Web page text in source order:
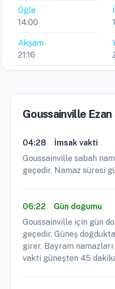
Öğle
14:00
Akşam
21:16
Goussainville
04:28
İmsak vakti
Goussainville sabah
geçedir. Namaz süresi
06:22
Gün doğumu
Goussainville için gün
geçedir. Güneş
girer. Bayram
vakti güneşten 45 dakika